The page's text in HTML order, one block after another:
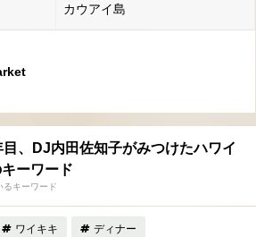
カウアイ島
目、DJ内田佐知子がみつけたハワイ
ーワード
キーワード
ワイキキ ディナー